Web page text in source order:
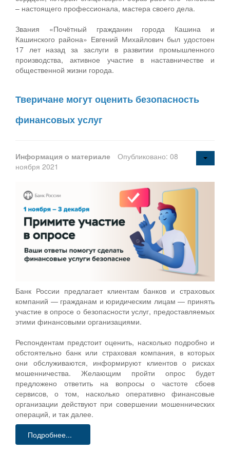
– настоящего профессионала, мастера своего дела.
Звания «Почётный гражданин города Кашина и
Кашинского района» Евгений Михайлович был удостоен
17 лет назад за заслуги в развитии промышленного
производства, активное участие в наставничестве и
общественной жизни города.
Тверичане могут оценить безопасность
финансовых услуг
Информация о материале
Опубликовано: 08
ноября 2021
Банк России предлагает клиентам банков и страховых
компаний — гражданам и юридическим лицам — принять
участие в опросе о безопасности услуг, предоставляемых
этими финансовыми организациями.
Респондентам предстоит оценить, насколько подробно и
обстоятельно банк или страховая компания, в которых
они обслуживаются, информируют клиентов о рисках
мошенничества. Желающим пройти опрос будет
предложено ответить на вопросы о частоте сбоев
сервисов, о том, насколько оперативно финансовые
организации действуют при совершении мошеннических
операций, и так далее.
Подробнее...